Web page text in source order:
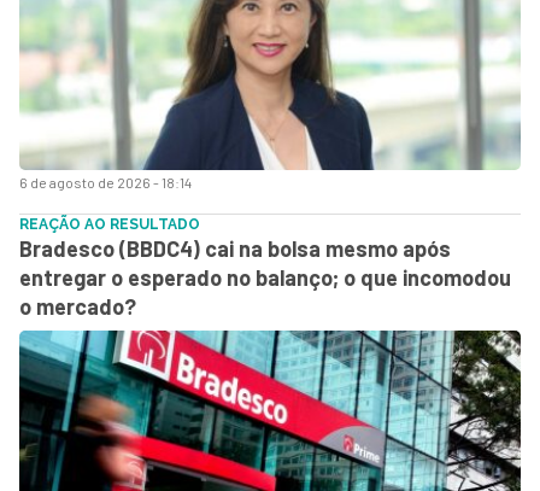
6 de agosto de 2026 - 18:14
REAÇÃO AO RESULTADO
Bradesco (BBDC4) cai na bolsa mesmo após
entregar o esperado no balanço; o que incomodou
o mercado?